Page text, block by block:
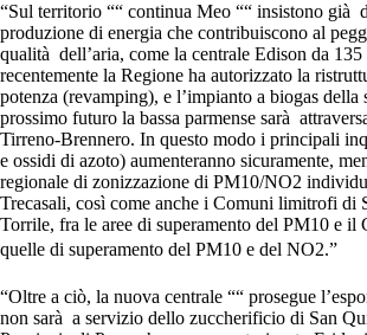
“Sul territorio ““ continua Meo ““ insistono già
produzione di energia che contribuiscono al
qualità dell’aria, come la centrale Edison da
recentemente la Regione ha autorizzato la
potenza (revamping), e l’impianto a biogas della
prossimo futuro la bassa parmense sarà
Tirreno-Brennero. In questo modo i principali
e ossidi di azoto) aumenteranno sicuramente,
regionale di zonizzazione di PM10/NO2
Trecasali, così come anche i Comuni limitrofi di
Torrile, fra le aree di superamento del PM10 e il
quelle di superamento del PM10 e del NO2.”
“Oltre a ciò, la nuova centrale ““ prosegue
non sarà a servizio dello zuccherificio di San